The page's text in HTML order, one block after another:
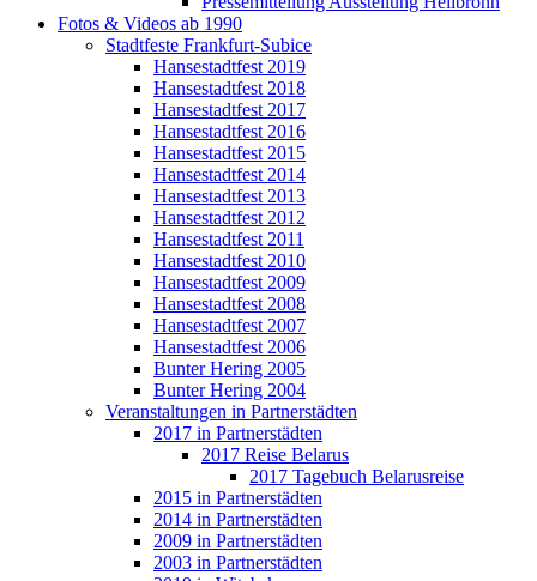
Fotos & Videos ab 1990
Stadtfeste Frankfurt-Subice
Hansestadtfest 2019
Hansestadtfest 2018
Hansestadtfest 2017
Hansestadtfest 2016
Hansestadtfest 2015
Hansestadtfest 2014
Hansestadtfest 2013
Hansestadtfest 2012
Hansestadtfest 2011
Hansestadtfest 2010
Hansestadtfest 2009
Hansestadtfest 2008
Hansestadtfest 2007
Hansestadtfest 2006
Bunter Hering 2005
Bunter Hering 2004
Veranstaltungen in Partnerstädten
2017 in Partnerstädten
2017 Reise Belarus
2017 Tagebuch Belarusreise
2015 in Partnerstädten
2014 in Partnerstädten
2009 in Partnerstädten
2003 in Partnerstädten